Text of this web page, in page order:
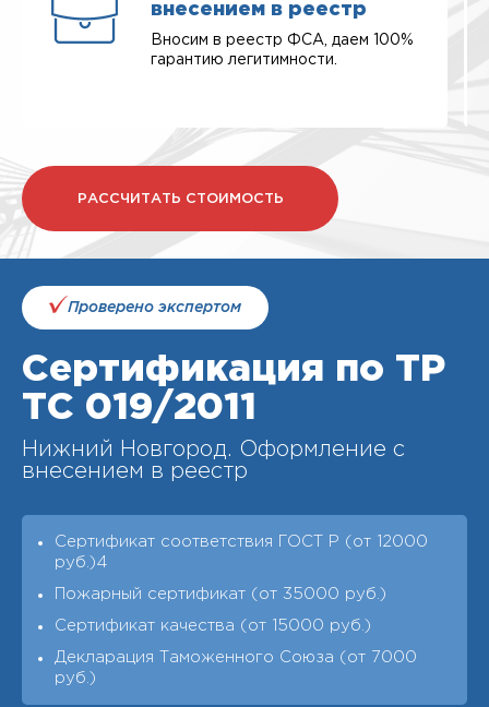
внесением в реестр
Вносим в реестр ФСА, даем 100%
гарантию легитимности.
РАССЧИТАТЬ СТОИМОСТЬ
Проверено экспертом
Сертификация по ТР
ТС 019/2011
Нижний Новгород. Оформление с
внесением в реестр
Сертификат соответствия ГОСТ Р (от 12000
руб.)4
Пожарный сертификат (от 35000 руб.)
Сертификат качества (от 15000 руб.)
Декларация Таможенного Союза (от 7000
руб.)